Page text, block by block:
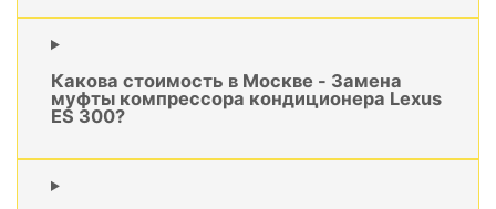
Какова стоимость в Москве - Замена
муфты компрессора кондиционера Lexus
ES 300?